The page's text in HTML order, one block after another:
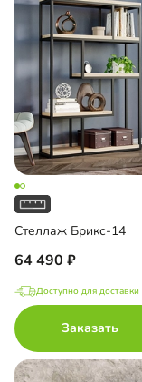
Стеллаж Брикс-14
64 490
Доступно для доставки
Заказать